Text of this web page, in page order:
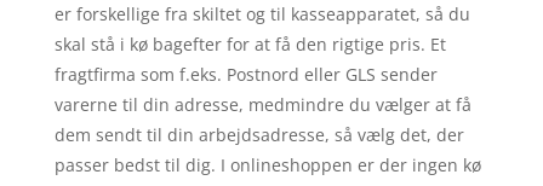
er forskellige fra skiltet og til kasseapparatet, så du
skal stå i kø bagefter for at få den rigtige pris. Et
fragtfirma som f.eks. Postnord eller GLS sender
varerne til din adresse, medmindre du vælger at få
dem sendt til din arbejdsadresse, så vælg det, der
passer bedst til dig. I onlineshoppen er der ingen kø